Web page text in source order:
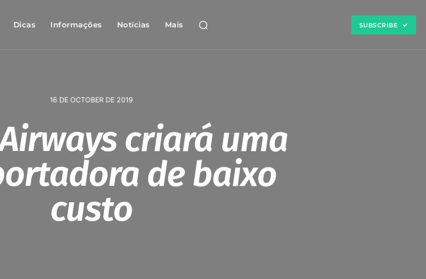
Dicas Informações Notícias Mais SUBSCRIBE
16 DE OCTOBER DE 2019
criará uma
de baixo
custo